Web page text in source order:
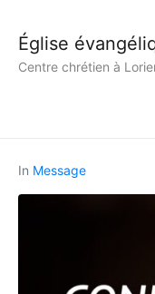
Église
Centre chrétien à
In Message